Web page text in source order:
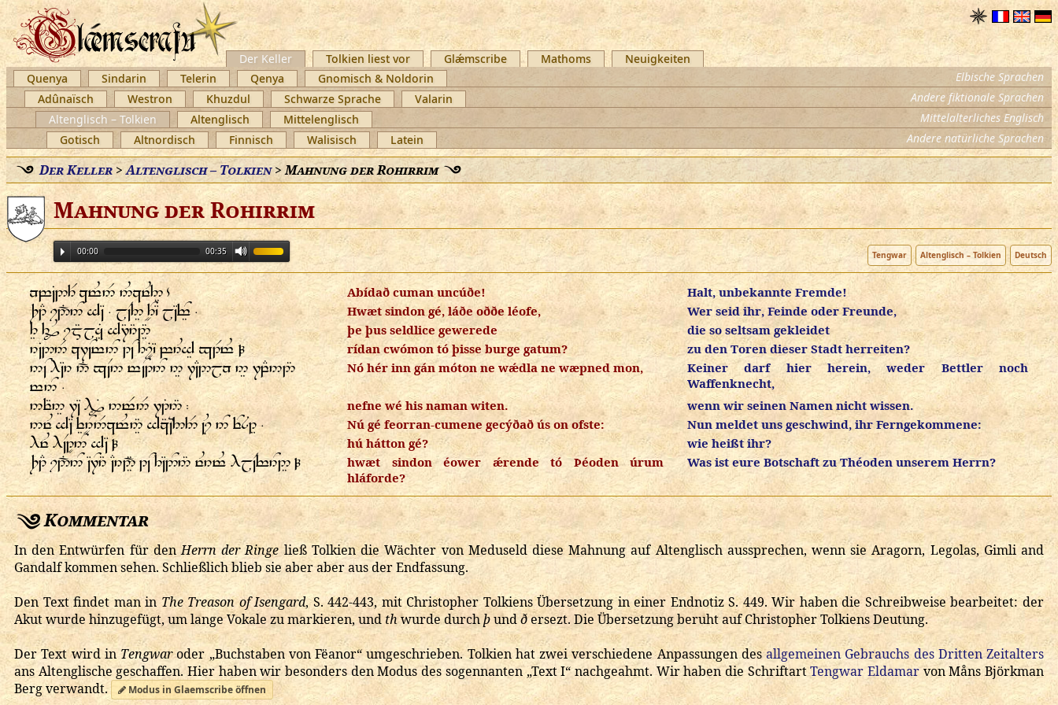
✵
Der Keller Tolkien liest vor Glǽmscribe Mathoms
Neuigkeiten
Quenya
Sindarin Telerin Qenya Gnomisch & Noldorin
Elbische Sprachen
Adûnaïsch
Westron Khuzdul Schwarze Sprache Valarin
Andere fiktionale Sprachen
Altenglisch – Tolkien
Altenglisch Mittelenglisch
Mittelalterliches Englisch
Gotisch
Altnordisch Finnisch Walisisch Latein Andere natürliche Sprachen
Der Keller >Altenglisch – Tolkien>Mahnung der Rohirrim
Mahnung der Rohirrim
00:00 00:35 Deutsch
Altenglisch – Tolkien
Tengwar
    Abídað cuman uncúðe! Halt, unbekannte Fremde!
   ⸱    ⸱ Hwæt sindon gé, láðe oððe léofe, Wer seid ihr, Feinde oder Freunde,
    þe þus seldlice gewerede die so seltsam gekleidet
       rídan cwómon tó þisse burge gatum? zu den Toren dieser Stadt herreiten?
        
 ⸱
Nó hér inn gán móton ne wǽdla ne wæpned mon,
Keiner darf hier herein, weder Bettler noch
Waffenknecht,
     : nefne wé his naman witen. wenn wir seinen Namen nicht wissen.
       ⸱ Nú gé feorran-cumene gecýðað ús on ofste: Nun meldet uns geschwind, ihr Ferngekommene:
    hú hátton gé? wie heißt ihr?
        
hwæt sindon éower ǽrende tó Þéoden úrum
hláforde?
Was ist eure Botschaft zu Théoden unserem Herrn?
Kommentar
In den Entwürfen für denHerrn der Ringe ließ Tolkien die Wächter von Meduseld diese Mahnung auf Altenglisch aussprechen, wenn sie Aragorn, Legolas, Gimli and
Gandalf kommen sehen. Schließlich blieb sie aber aber aus der Endfassung.
Den Text findet man in The Treason of Isengard, S. 442-443, mit Christopher Tolkiens Übersetzung in einer Endnotiz S. 449. Wir haben die Schreibweise bearbeitet: der
Akut wurde hinzugefügt, um lange Vokale zu markieren, und thwurde durchþundðersezt. Die Übersetzung beruht auf Christopher Tolkiens Deutung.
Der Text wird in Tengwaroder „Buchstaben von Fëanor“ umgeschrieben. Tolkien hat zwei verschiedene Anpassungen desallgemeinen Gebrauchs des Dritten Zeitalters
ans Altenglische geschaffen. Hier haben wir besonders den Modus des sogennanten „Text I“ nachgeahmt. Wir haben die SchriftartTengwar Eldamarvon Måns Björkman
Berg verwandt.
Modus in Glaemscribe öffnen